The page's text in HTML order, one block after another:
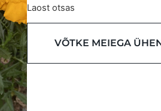
Laost otsas
VÕTKE MEIEGA